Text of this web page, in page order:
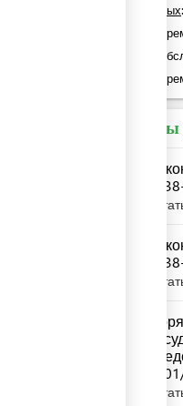
из которых:
общее
Время
общее
Законы